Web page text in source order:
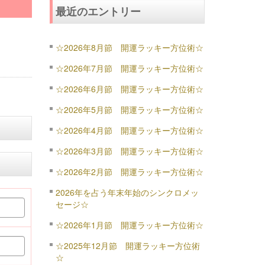
最近のエントリー
☆2026年8月節 開運ラッキー方位術☆
☆2026年7月節 開運ラッキー方位術☆
☆2026年6月節 開運ラッキー方位術☆
☆2026年5月節 開運ラッキー方位術☆
☆2026年4月節 開運ラッキー方位術☆
☆2026年3月節 開運ラッキー方位術☆
☆2026年2月節 開運ラッキー方位術☆
2026年を占う年末年始のシンクロメッ
セージ☆
☆2026年1月節 開運ラッキー方位術☆
☆2025年12月節 開運ラッキー方位術
☆